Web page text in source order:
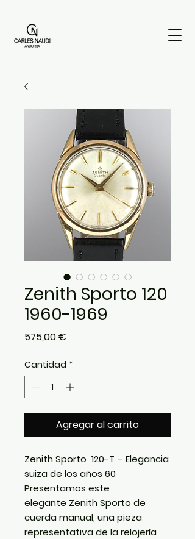
Zenith Sporto 120
1960-1969
575,00 €
Cantidad *
Agregar al carrito
Zenith Sporto 120-T – Elegancia
suiza de los años 60
Presentamos este
elegante Zenith Sporto de
cuerda manual, una pieza
representativa de la relojería